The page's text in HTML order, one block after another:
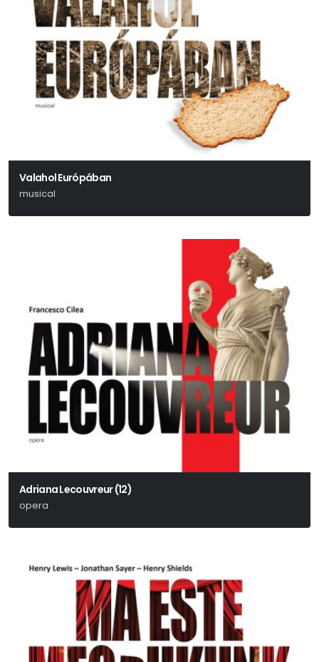
Valahol Európában
musical
Adriana Lecouvreur (12)
opera